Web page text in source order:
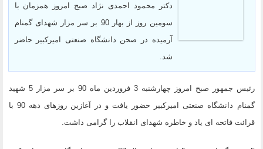
دکتر محمود احمدی نژاد صبح امروز همزمان با
سومین روز از بهار 90 بر سر مزار شهدای گمنام
آرمیده در صحن دانشگاه صنعتی امیرکبیر حاضر
شد.
رئیس جمهور صبح امروز چهارشنبه 3 فروردین ماه 90 بر سر مزار 5 شهید
گمنام دانشگاه صنعتی امیرکبیر حضور یافت و در آغازین روزهای دهه 90 با
قرائت فاتحه ای یاد و خاطره شهدای انقلاب را گرامی داشت.